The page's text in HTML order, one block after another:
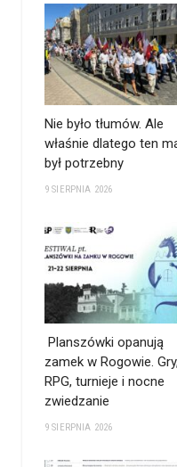
Nie było tłumów. Ale
właśnie dlatego ten
był potrzebny
9 SIERPNIA 2026
Planszówki opanują
zamek w Rogowie. Gry,
RPG, turnieje i nocne
zwiedzanie
9 SIERPNIA 2026